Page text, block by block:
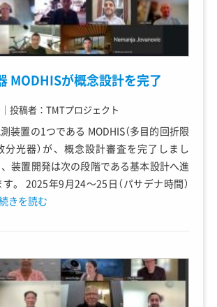
MODHISが概念設計を完了
｜ 投稿者：TMTプロジェクト
装置の1つである MODHIS（多目的回折限
分光器）が、概念設計審査を完了しまし
装置開発は次の段階である基本設計へ進
。 2025年9月24～25日（パサデナ時間）
きを読む